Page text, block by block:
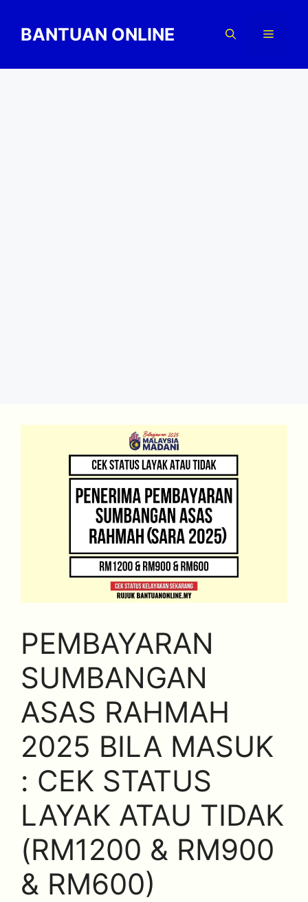
contentBANTUAN ONLINE Menu
PEMBAYARAN
SUMBANGAN
ASAS RAHMAH
2025 BILA MASUK
: CEK STATUS
LAYAK ATAU TIDAK
(RM1200 & RM900
& RM600)